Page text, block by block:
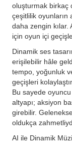
oluşturmak birkaç
çeşitlilik
daha zengin kılar.
için oyun içi
Dinamik ses
erişilebilir hâle
tempo, yoğunluk
geçişleri
Bu sayede
altyapı; aksiyon
girebilir.
oldukça
AI ile Dinamik